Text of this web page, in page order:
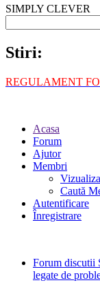
SIMPLY CLEVER
Stiri:
REGULAMENT
Acasa
Forum
Ajutor
Membri
Caută
Autentificare
Înregistrare
Forum discutii
legate de